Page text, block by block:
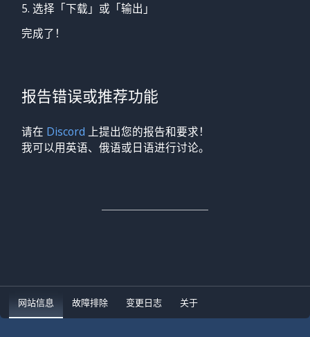
选择「下载」或「输出」
完成了！
报告错误或推荐功能
请在 Discord 上提出您的报告和要求！
我可以用英语、俄语或日语进行讨论。
网站信息 故障排除 变更日志 关于